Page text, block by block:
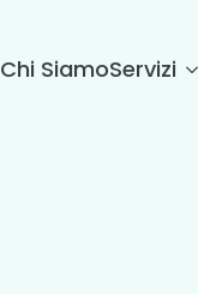
Chi SiamoServizi